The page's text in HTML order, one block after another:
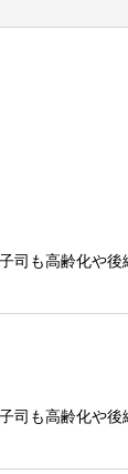
司も高齢化や
司も高齢化や